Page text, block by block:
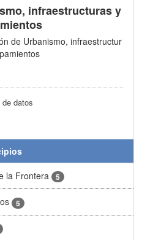
infraestructuras y
de Urbanismo, infraestructur
datos
la Frontera
5
5